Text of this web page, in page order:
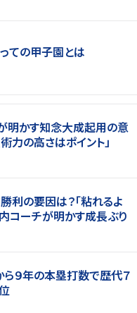
ての甲子園とは
明かす知念大成起用の意
力の高さはポイント」
利の要因は？「粘れるよ
コーチが明かす成長ぶり
９年の本塁打数で歴代７